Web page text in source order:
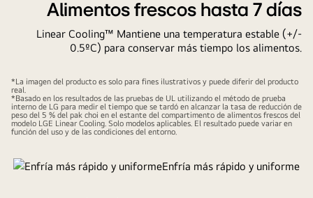
Alimentos frescos hasta 7 días
Linear Cooling™ Mantiene una temperatura estable (+/-
0.5ºC) para conservar más tiempo los alimentos.
*La imagen del producto es solo para fines ilustrativos y puede diferir del producto
real.
*Basado en los resultados de las pruebas de UL utilizando el método de prueba
interno de LG para medir el tiempo que se tardó en alcanzar la tasa de reducción de
peso del 5 % del pak choi en el estante del compartimento de alimentos frescos del
modelo LGE Linear Cooling. Solo modelos aplicables. El resultado puede variar en
función del uso y de las condiciones del entorno.